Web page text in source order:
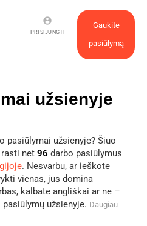
Gaukite
pasiūlymą
account_circle
PRISIJUNGTI
užsienyje
pasiūlymai užsienyje? Šiuo
net 96 darbo pasiūlymus
. Nesvarbu, ar ieškote
vienas, jus domina
kalbate angliškai ar ne –
užsienyje. Daugiau